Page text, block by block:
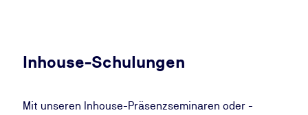
Inhouse-Schulungen
Mit unseren ​​Inhouse-Präsenzseminaren oder -